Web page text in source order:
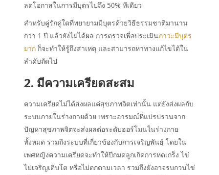
ลดโอกาสในการมีบุตรไปถึง 50% ทีเดียว
สำหรับคู่รักคู่ใดที่พยายามมีบุตรด้วยวิธีธรรมชาติมานาน
กว่า 1 ปี แล้วยังไม่ได้ผล การตรวจเพื่อประเมินภาวะมีบุตร
ยาก ก็จะทำให้รู้ถึงสาเหตุ และสามารถหาทางแก้ไขได้ใน
ลำดับถัดไป
2. มีความเครียดสะสม
ความเครียดไม่ได้ส่งผลแค่สุขภาพจิตเท่านั้น แต่ยังส่งผลกับ
ระบบภายในร่างกายด้วย เพราะอารมณ์ที่แปรปรวนจาก
ปัญหาสุขภาพจิตจะส่งผลต่อระดับฮอร์โมนในร่างกาย
ทั้งหมด รวมถึงระบบที่เกี่ยวข้องกับการเจริญพันธุ์ โดยใน
เพศหญิงความเครียดจะทำให้ปีกมดลูกเกิดการหดเกร็ง ไข่
ไม่เจริญเติบโต หรือไม่ตกตามเวลา รวมถึงยังอาจรบกวนไข่